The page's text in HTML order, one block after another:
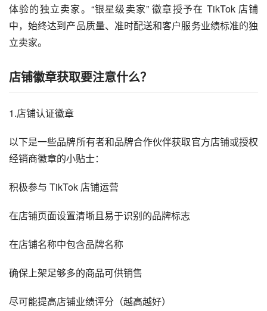
体验的独立卖家。“银星级卖家” 徽章授予在 TikTok 店铺
中，始终达到产品质量、准时配送和客户服务业绩标准的独
立卖家。
店铺徽章获取要注意什么？
1.店铺认证徽章
以下是一些品牌所有者和品牌合作伙伴获取官方店铺或授权
经销商徽章的小贴士：
积极参与 TikTok 店铺运营
在店铺页面设置清晰且易于识别的品牌标志
在店铺名称中包含品牌名称
确保上架足够多的商品可供销售
尽可能提高店铺业绩评分（越高越好）